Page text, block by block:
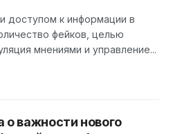
доступом к информации в
фейков, целью
мнениями и управление...
о важности нового